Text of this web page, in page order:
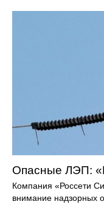
Опасные ЛЭП:
Компания «Россети
внимание надзорных